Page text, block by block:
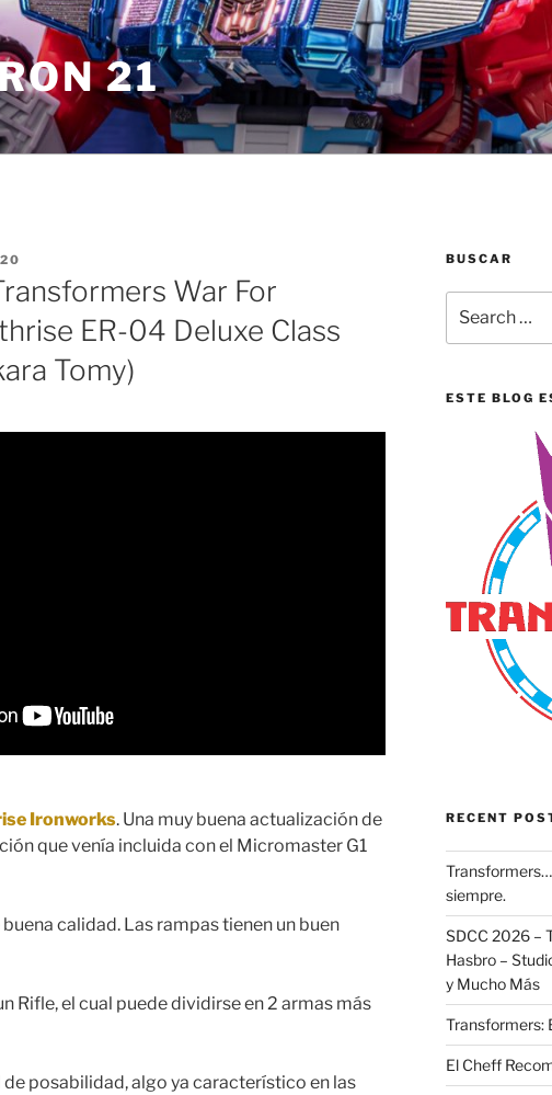
21
War For
ER-04 Deluxe Class
Tomy)
Ironworks. Una muy buena actualización de
que venía incluida con el Micromaster G1
calidad. Las rampas tienen un buen
Rifle, el cual puede dividirse en 2 armas más
de posabilidad, algo ya característico en las
BUSCAR
for:
ESTE BLOG
RECENT
siempre.
SDCC 2026 –
Hasbro –
y Mucho Más
Transformers:
El Cheff